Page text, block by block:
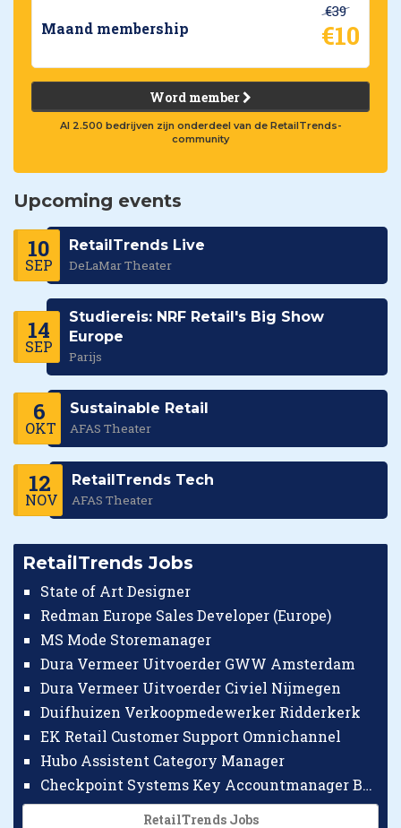
Maand membership
€39
€10
Word member
Al 2.500 bedrijven zijn onderdeel van de RetailTrends-
community
Upcoming events
10
SEP
RetailTrends Live
DeLaMar Theater
14
SEP
Studiereis: NRF Retail's Big Show
Europe
Parijs
6
OKT
Sustainable Retail
AFAS Theater
12
NOV
RetailTrends Tech
AFAS Theater
RetailTrends Jobs
State of Art Designer
Redman Europe Sales Developer (Europe)
MS Mode Storemanager
Dura Vermeer Uitvoerder GWW Amsterdam
Dura Vermeer Uitvoerder Civiel Nijmegen
Duifhuizen Verkoopmedewerker Ridderkerk
EK Retail Customer Support Omnichannel
Hubo Assistent Category Manager
Checkpoint Systems Key Accountmanager Benelux
RetailTrends Jobs